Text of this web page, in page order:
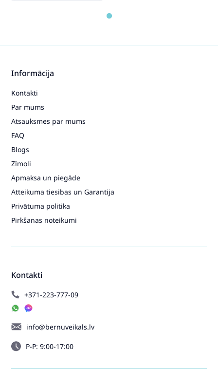
Kontakti
+371-223-777-09
info@bernuveikals.lv
P-P: 9:00-17:00
Informācija
Kontakti
Par mums
Atsauksmes par mums
FAQ
Blogs
Zīmoli
Apmaksa un piegāde
Atteikuma tiesibas un Garantija
Privātuma politika
Pirkšanas noteikumi